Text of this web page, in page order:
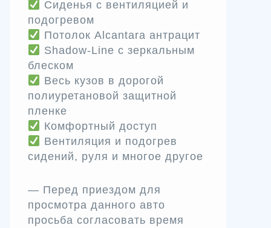
Сиденья с вентиляцией и
подогревом
Потолок Alcantara антрацит
Shadow-Line с зеркальным
блеском
Весь кузов в дорогой
полиуретановой защитной
пленке
Комфортный доступ
Вентиляция и подогрев
сидений, руля и многое другое
— Перед приездом для
просмотра данного авто
просьба согласовать время